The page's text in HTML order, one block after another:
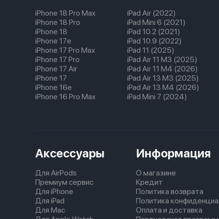
iPhone 18 Pro Max
iPhone 18 Pro
iPhone 18
iPhone 17e
iPhone 17 Pro Max
iPhone 17 Pro
iPhone 17 Air
iPhone 17
iPhone 16e
iPhone 16 Pro Max
iPad Air (2022)
iPad Mini 6 (2021)
iPad 10.2 (2021)
iPad 10.9 (2022)
iPad 11 (2025)
iPad Air 11 M3 (2025)
iPad Air 11 M4 (2026)
iPad Air 13 M3 (2025)
iPad Air 13 M4 (2026)
iPad Mini 7 (2024)
Аксессуары
Для AirPods
Премиум сервис
Для iPhone
Для iPad
Для Mac
Информация
О магазине
Кредит
Политика возврата
Политика
Оплата и доставка